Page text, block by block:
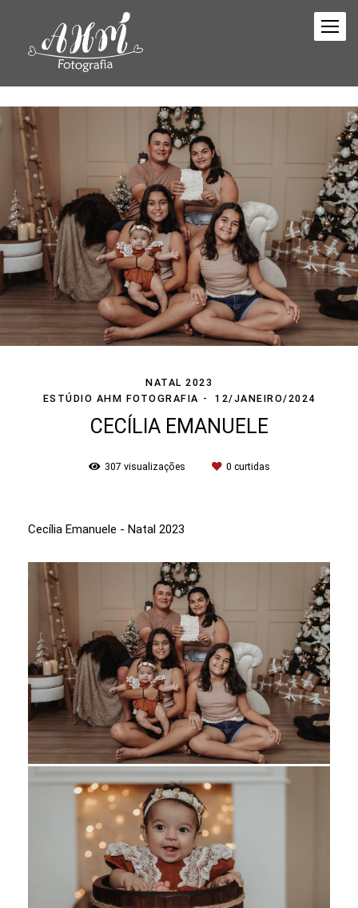
NATAL 2023
ESTÚDIO AHM FOTOGRAFIA
12/JANEIRO/2024
CECÍLIA EMANUELE
307 visualizações 0 curtidas
Cecília Emanuele - Natal 2023